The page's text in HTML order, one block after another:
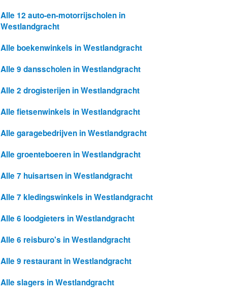
Alle 12 auto-en-motorrijscholen in
Westlandgracht
Alle boekenwinkels in Westlandgracht
Alle 9 dansscholen in Westlandgracht
Alle 2 drogisterijen in Westlandgracht
Alle fietsenwinkels in Westlandgracht
Alle garagebedrijven in Westlandgracht
Alle groenteboeren in Westlandgracht
Alle 7 huisartsen in Westlandgracht
Alle 7 kledingswinkels in Westlandgracht
Alle 6 loodgieters in Westlandgracht
Alle 6 reisburo's in Westlandgracht
Alle 9 restaurant in Westlandgracht
Alle slagers in Westlandgracht